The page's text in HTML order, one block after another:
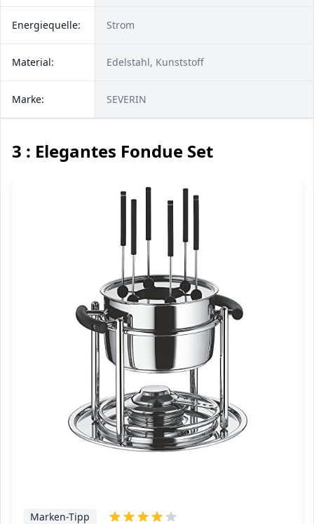
Energiequelle: Strom
Material: Edelstahl, Kunststoff
Marke: SEVERIN
3 : Elegantes Fondue Set
Marken-Tipp